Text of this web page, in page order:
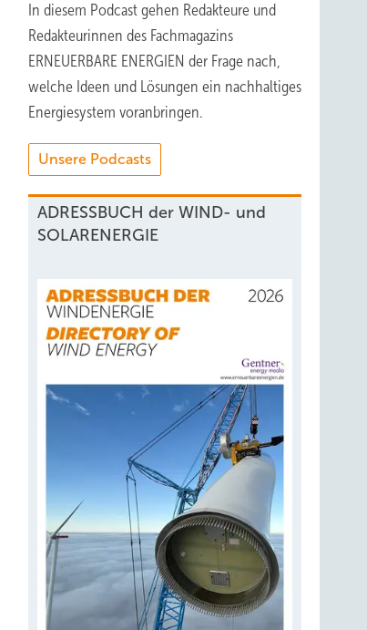
In diesem Podcast gehen Redakteure und
Redakteurinnen des Fachmagazins
ERNEUERBARE ENERGIEN der Frage nach,
welche Ideen und Lösungen ein nachhaltiges
Energiesystem voranbringen.
Unsere Podcasts
ADRESSBUCH der WIND- und
SOLARENERGIE